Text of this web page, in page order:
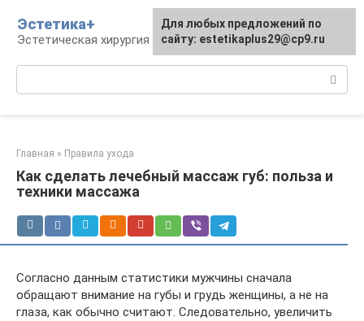
контенту
Эстетика+
Эстетическая хирургия и косметология
Главная » Правила ухода
Как сделать лечебный массаж губ: польза и
техники массажа
Согласно данным статистики мужчины сначала
обращают внимание на губы и грудь женщины, а не на
глаза, как обычно считают. Следовательно, увеличить
Для любых предложений по
сайту: estetikaplus29@cp9.ru